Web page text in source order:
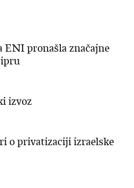
pronašla značajne
izvoz
o privatizaciji izraelske